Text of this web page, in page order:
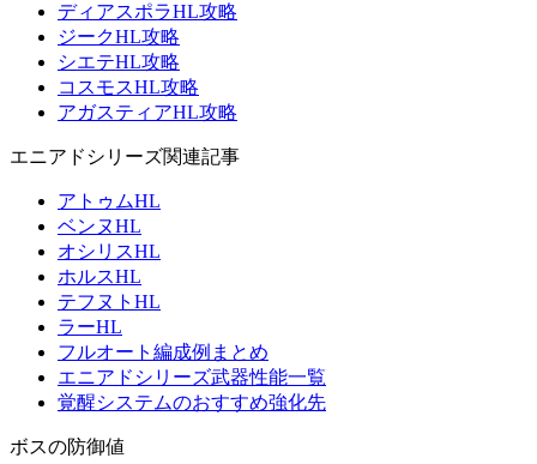
ディアスポラHL攻略
ジークHL攻略
シエテHL攻略
コスモスHL攻略
アガスティアHL攻略
エニアドシリーズ関連記事
アトゥムHL
ベンヌHL
オシリスHL
ホルスHL
テフヌトHL
ラーHL
フルオート編成例まとめ
エニアドシリーズ武器性能一覧
覚醒システムのおすすめ強化先
ボスの防御値